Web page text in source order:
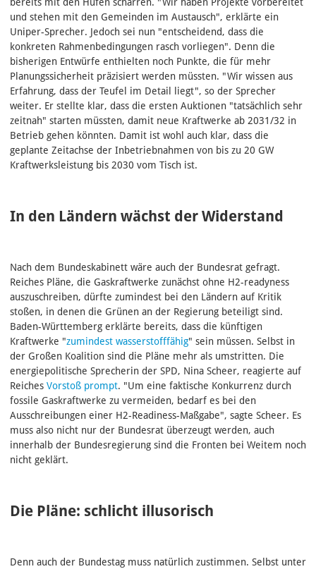
und stehen mit den Gemeinden im Austausch", erklärte ein
Uniper-Sprecher. Jedoch sei nun "entscheidend, dass die
konkreten Rahmenbedingungen rasch vorliegen". Denn die
bisherigen Entwürfe enthielten noch Punkte, die für mehr
Planungssicherheit präzisiert werden müssten. "Wir wissen aus
Erfahrung, dass der Teufel im Detail liegt", so der Sprecher
weiter. Er stellte klar, dass die ersten Auktionen "tatsächlich sehr
zeitnah" starten müssten, damit neue Kraftwerke ab 2031/32 in
Betrieb gehen könnten. Damit ist wohl auch klar, dass die
geplante Zeitachse der Inbetriebnahmen von bis zu 20 GW
Kraftwerksleistung bis 2030 vom Tisch ist.
In den Ländern wächst der Widerstand
Nach dem Bundeskabinett wäre auch der Bundesrat gefragt.
Reiches Pläne, die Gaskraftwerke zunächst ohne H2-readyness
auszuschreiben, dürfte zumindest bei den Ländern auf Kritik
stoßen, in denen die Grünen an der Regierung beteiligt sind.
Baden-Württemberg erklärte bereits, dass die künftigen
Kraftwerke "zumindest wasserstofffähig" sein müssen. Selbst in
der Großen Koalition sind die Pläne mehr als umstritten. Die
energiepolitische Sprecherin der SPD, Nina Scheer, reagierte auf
Reiches Vorstoß prompt. "Um eine faktische Konkurrenz durch
fossile Gaskraftwerke zu vermeiden, bedarf es bei den
Ausschreibungen einer H2-Readiness-Maßgabe", sagte Scheer. Es
muss also nicht nur der Bundesrat überzeugt werden, auch
innerhalb der Bundesregierung sind die Fronten bei Weitem noch
nicht geklärt.
Die Pläne: schlicht illusorisch
Denn auch der Bundestag muss natürlich zustimmen. Selbst unter